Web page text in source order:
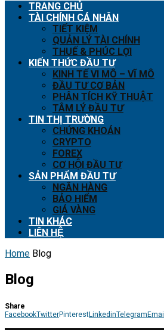
TRANG CHỦ
TÀI CHÍNH CÁ NHÂN
TIẾT KIỆM
QUẢN LÝ TÀI CHÍNH
THUẾ & PHÚC LỢI
KIẾN THỨC ĐẦU TƯ
KINH TẾ VI MÔ – VĨ MÔ
ĐẦU TƯ CƠ BẢN
PHÂN TÍCH KỸ THUẬT
TÂM LÝ ĐẦU TƯ
TIN THỊ TRƯỜNG
CHỨNG KHOÁN
CRYPTO
FOREX
CƠ HỘI ĐẦU TƯ
SẢN PHẨM ĐẦU TƯ
NGÂN HÀNG
BẢO HIỂM
GIÁ VÀNG
TIN KHÁC
LIÊN HỆ
Home Blog
Blog
Share
FacebookTwitterPinterestLinkedinTelegramEmail